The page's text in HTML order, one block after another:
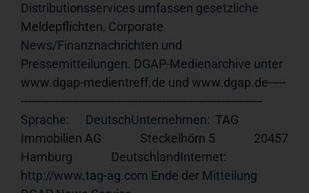
Distributionsservices umfassen gesetzliche
Meldepflichten, Corporate
News/Finanznachrichten und
Pressemitteilungen. DGAP-Medienarchive unter
www.dgap-medientreff.de und www.dgap.de-----
----------------------------------------------------------------------
Sprache:      DeutschUnternehmen:  TAG
Immobilien AG              Steckelhörn 5              20457
Hamburg              DeutschlandInternet:
http://www.tag-ag.com Ende der Mitteilung